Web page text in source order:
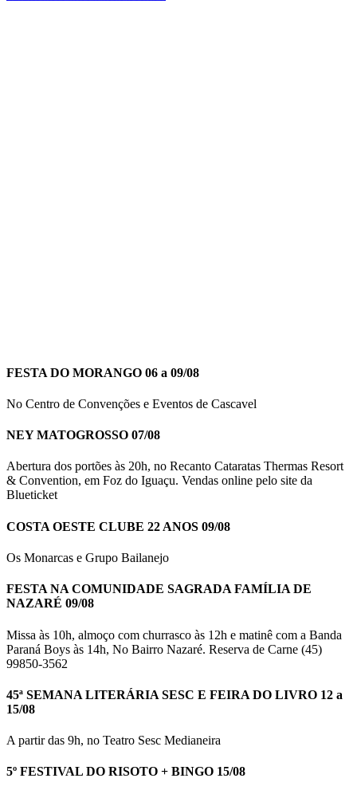
FESTA DO MORANGO 06 a 09/08
No Centro de Convenções e Eventos de Cascavel
NEY MATOGROSSO 07/08
Abertura dos portões às 20h, no Recanto Cataratas Thermas Resort
& Convention, em Foz do Iguaçu. Vendas online pelo site da
Blueticket
COSTA OESTE CLUBE 22 ANOS 09/08
Os Monarcas e Grupo Bailanejo
FESTA NA COMUNIDADE SAGRADA FAMÍLIA DE
NAZARÉ 09/08
Missa às 10h, almoço com churrasco às 12h e matinê com a Banda
Paraná Boys às 14h, No Bairro Nazaré. Reserva de Carne (45)
99850-3562
45ª SEMANA LITERÁRIA SESC E FEIRA DO LIVRO 12 a
15/08
A partir das 9h, no Teatro Sesc Medianeira
5º FESTIVAL DO RISOTO + BINGO 15/08